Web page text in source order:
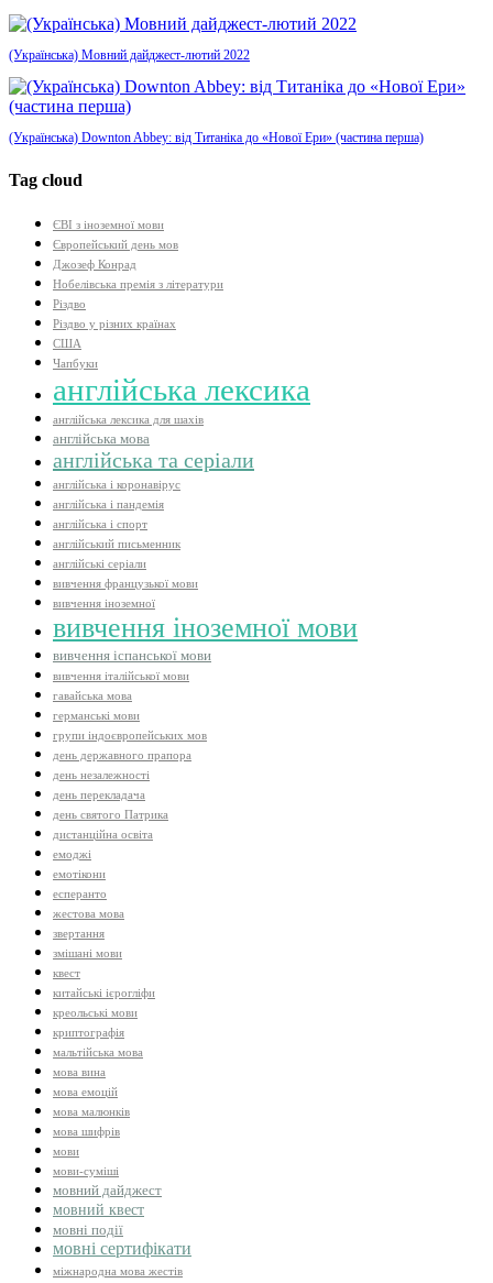
(Українська) Мовний дайджест-лютий 2022
(Українська) Downton Abbey: від Титаніка до «Нової Ери» (частина перша)
Tag cloud
ЄВІ з іноземної мови
Європейський день мов
Джозеф Конрад
Нобелівська премія з літератури
Різдво
Різдво у різних країнах
США
Чапбуки
англійська лексика
англійська лексика для шахів
англійська мова
англійська та серіали
англійська і коронавірус
англійська і пандемія
англійська і спорт
англійський письменник
англійські серіали
вивчення французької мови
вивчення іноземної
вивчення іноземної мови
вивчення іспанської мови
вивчення італійської мови
гавайська мова
германські мови
групи індоєвропейських мов
день державного прапора
день незалежності
день перекладача
день святого Патрика
дистанційна освіта
емоджі
емотікони
есперанто
жестова мова
звертання
змішані мови
квест
китайські ієрогліфи
креольські мови
криптографія
мальтійська мова
мова вина
мова емоцій
мова малюнків
мова шифрів
мови
мови-суміші
мовний дайджест
мовний квест
мовні події
мовні сертифікати
міжнародна мова жестів